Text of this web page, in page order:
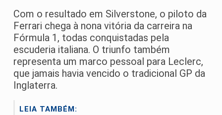
Com o resultado em Silverstone, o piloto da
Ferrari chega à nona vitória da carreira na
Fórmula 1, todas conquistadas pela
escuderia italiana. O triunfo também
representa um marco pessoal para Leclerc,
que jamais havia vencido o tradicional GP da
Inglaterra.
LEIA TAMBÉM: